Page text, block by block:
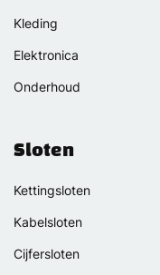
Kleding
Elektronica
Onderhoud
Sloten
Kettingsloten
Kabelsloten
Cijfersloten